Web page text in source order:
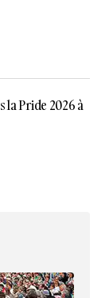
la Pride 2026 à